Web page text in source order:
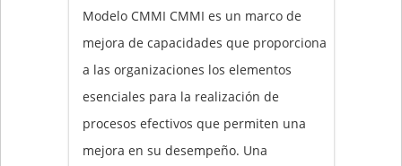
Modelo CMMI CMMI es un marco de
mejora de capacidades que proporciona
a las organizaciones los elementos
esenciales para la realización de
procesos efectivos que permiten una
mejora en su desempeño. Una